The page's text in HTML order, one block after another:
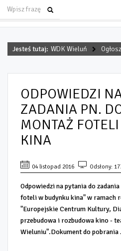
Jesteś tutaj: WDK Wieluń
ODPOWIEDZI
ZADANIA PN.
MONTAŻ
KINA
04 listopad 2016 Odsłony:
Odpowiedzi na pytania do
foteli w budynku kina" w ramach
"Europejskie Centrum Kultury,
przebudowa i rozbudowa kino -
Wieluniu".Dokument do pobrania